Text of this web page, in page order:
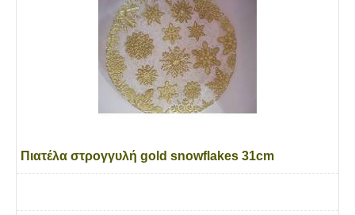
Πιατέλα στρογγυλή gold snowflakes 31cm